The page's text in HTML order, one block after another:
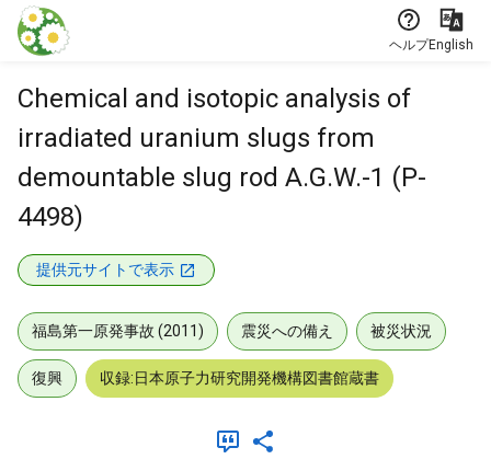
本文に飛ぶ
ヘルプEnglish
Chemical and isotopic analysis of
irradiated uranium slugs from
demountable slug rod A.G.W.-1 (P-
4498)
提供元サイトで表示
福島第一原発事故 (2011) 震災への備え 被災状況
復興 収録:日本原子力研究開発機構図書館蔵書